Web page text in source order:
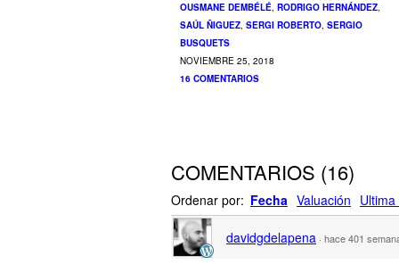
OUSMANE DEMBÉLÉ, RODRIGO HERNÁNDEZ,
SAÚL ÑIGUEZ, SERGI ROBERTO, SERGIO
BUSQUETS
NOVIEMBRE 25, 2018
16 COMENTARIOS
COMENTARIOS (16)
Ordenar por: Fecha Valuación
davidgdelapena · hace 401